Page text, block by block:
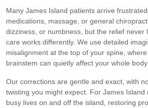
Many James Island patients arrive
medications, massage, or general
dizziness, or numbness, but the relief never
care works differently. We use detailed
misalignment at the top of your spine,
brainstem can quietly affect your whole body.
Our corrections are gentle and exact, with
twisting you might expect. For James Island
busy lives on and off the island, restoring